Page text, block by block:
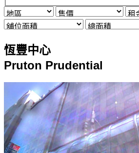
恆豐中心
Pruton Prudential